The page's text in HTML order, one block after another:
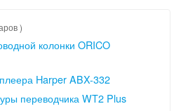
)
колонки ORICO
Harper ABX-332
переводчика WT2 Plus